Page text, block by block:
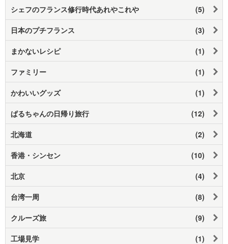
シェフのフランス修行時代あれやこれや (5)
日本のプチフランス (3)
まかないレシピ (1)
ファミリー (1)
かわいいグッズ (1)
ぱるちゃんの日帰り旅行 (12)
北海道 (2)
香港・シンセン (10)
北京 (4)
台湾一周 (8)
クルーズ旅 (9)
工場見学 (1)